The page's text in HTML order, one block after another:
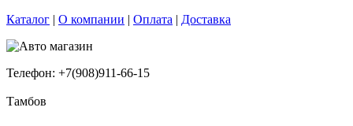
Каталог | О компании | Оплата | Доставка
Телефон: +7(908)911-66-15
Тамбов